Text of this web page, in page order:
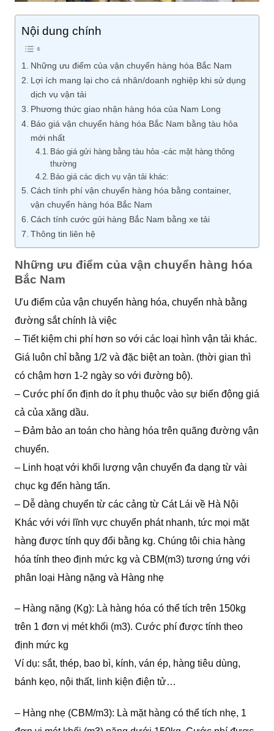
Nội dung chính
Những ưu điểm của vận chuyển hàng hóa Bắc Nam
Lợi ích mang lại cho cá nhân/doanh nghiệp khi sử dụng
dịch vụ vận tải
Phương thức giao nhận hàng hóa của Nam Long
Báo giá vận chuyển hàng hóa Bắc Nam bằng tàu hỏa
mới nhất
Báo giá gửi hàng bằng tàu hỏa -các mặt hàng thông
thường
Báo giá các dịch vụ vận tải khác:
Cách tính phí vận chuyển hàng hóa bằng container,
vận chuyển hàng hóa Bắc Nam
Cách tính cước gửi hàng Bắc Nam bằng xe tải
Thông tin liên hệ
Những ưu điểm của vận chuyển hàng hóa
Bắc Nam
Ưu điểm của vận chuyển hàng hóa, chuyển nhà bằng
đường sắt chính là việc
– Tiết kiệm chi phí hơn so với các loại hình vận tải khác.
Giá luôn chỉ bằng 1/2 và đặc biệt an toàn. (thời gian thì
có chậm hơn 1-2 ngày so với đường bộ).
– Cước phí ổn định do ít phụ thuộc vào sự biến động giá
cả của xăng dầu.
– Đảm bảo an toán cho hàng hóa trên quãng đường vận
chuyển.
– Linh hoạt với khối lượng vận chuyển đa dạng từ vài
chục kg đến hàng tấn.
– Dễ dàng chuyển từ các cảng từ Cát Lái về Hà Nội
Khác với với lĩnh vực chuyển phát nhanh, tức mọi mặt
hàng được tính quy đổi bằng kg. Chúng tôi chia hàng
hóa tính theo định mức kg và CBM(m3) tương ứng với
phân loại Hàng nặng và Hàng nhẹ
– Hàng nặng (Kg): Là hàng hóa có thể tích trên 150kg
trên 1 đơn vị mét khối (m3). Cước phí được tính theo
định mức kg
Ví dụ: sắt, thép, bao bì, kính, ván ép, hàng tiêu dùng,
bánh kẹo, nội thất, linh kiện điện tử…
– Hàng nhẹ (CBM/m3): Là mặt hàng có thể tích nhẹ, 1